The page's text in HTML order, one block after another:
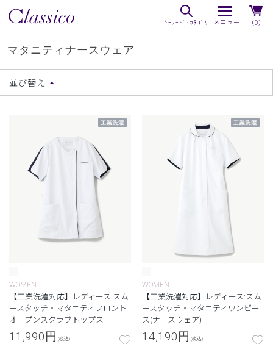
（0）
マタニティナースウェア
並び替え
WOMEN
【工業洗濯対応】レディース:スム
ースタッチ・マタニティフロント
オープンスクラブトップス
11,990円 (税込)
WOMEN
【工業洗濯対応】レディース:スム
ースタッチ・マタニティワンピー
ス(ナースウェア)
14,190円 (税込)